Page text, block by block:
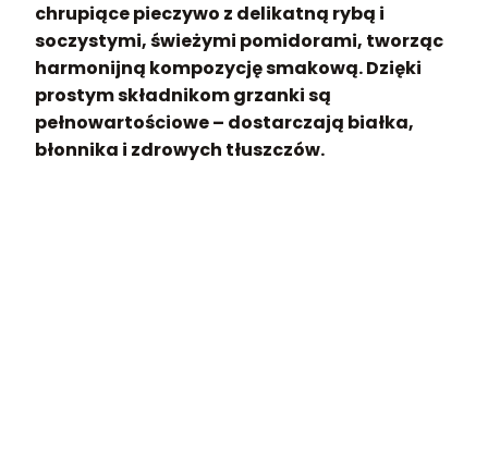
chrupiące pieczywo z delikatną rybą i
soczystymi, świeżymi pomidorami, tworząc
harmonijną kompozycję smakową. Dzięki
prostym składnikom grzanki są
pełnowartościowe – dostarczają białka,
błonnika i zdrowych tłuszczów.